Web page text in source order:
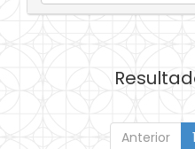
Anterior 1